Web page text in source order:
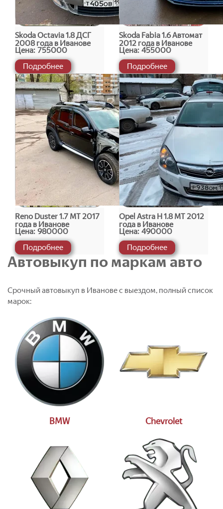
Skoda Octavia 1.8 ДСГ
2008 года в Иванове
Цена: 755000
Подробнее
Skoda Fabia 1.6 Автомат
2012 года в Иванове
Цена: 455000
Подробнее
Reno Duster 1.7 МТ 2017
года в Иванове
Цена: 980000
Подробнее
Opel Astra H 1.8 МТ 2012
года в Иванове
Цена: 490000
Подробнее
Автовыкуп по маркам авто
Срочный автовыкуп в Иванове с выездом, полный список
марок:
BMW Chevrolet